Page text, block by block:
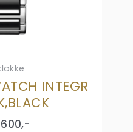
INTEGR
,-